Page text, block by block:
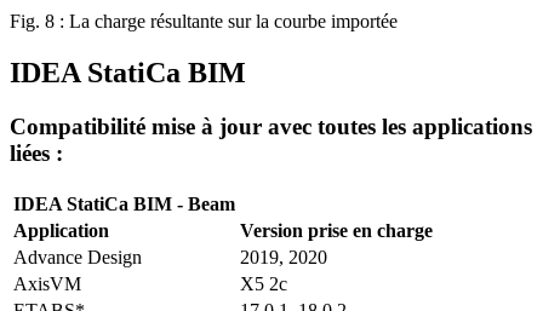
Fig. 8 : La charge résultante sur la courbe importée
IDEA StatiCa BIM
Compatibilité mise à jour avec toutes les applications
liées :
IDEA StatiCa BIM - Beam
Application
Version prise en charge
Advance Design
2019, 2020
AxisVM
X5 2c